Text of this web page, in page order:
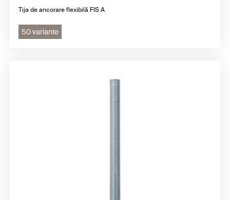
Tija de ancorare flexibilă FIS A
50 variante